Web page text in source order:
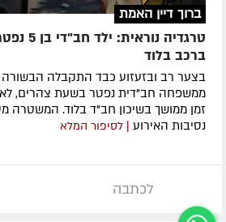
ברוך דיין האמת
טרגדיה
ברכב בלוד
ממשפחה חב"דית נפטר בשעת צהרים,
זמן ממושך בשיכון חב"ד בלוד.
נסיבות האירוע
| לסיפור המלא
לכתבה